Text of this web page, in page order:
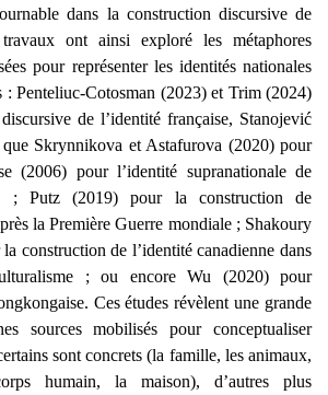
dans la construction discursive de
travaux ont ainsi exploré les métaphores
pour représenter les identités nationales
: Penteliuc-Cotosman (2023) et Trim (2024)
de l’identité française, Stanojević
Skrynnikova et Astafurova (2020) pour
(2006) pour l’identité supranationale de
; Putz (2019) pour la construction de
la Première Guerre mondiale ; Shakoury
construction de l’identité canadienne dans
; ou encore Wu (2020) pour
Ces études révèlent une grande
sources mobilisés pour conceptualiser
sont concrets (la famille, les animaux,
humain, la maison), d’autres plus